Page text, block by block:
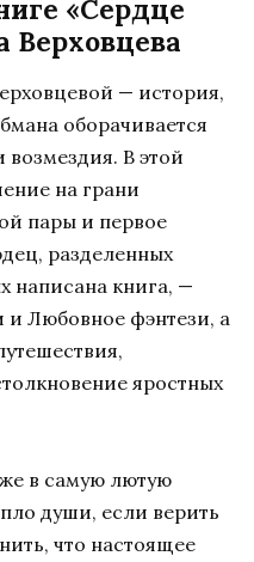
«Сердце
Верховцева
— история,
оборачивается
В этой
на грани
пары и первое
разделенных
написана книга, —
и Любовное фэнтези, а
яростных
в самую лютую
души, если верить
что настоящее